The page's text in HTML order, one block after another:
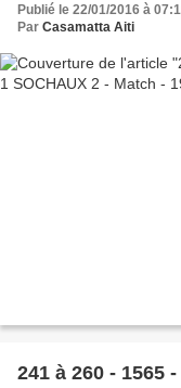
Publié le 22/01/2016 à
Par Casamatta Aiti
241 à 260 - 1565